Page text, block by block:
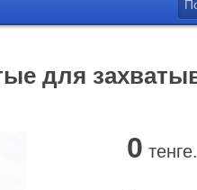
для
0 тенге.